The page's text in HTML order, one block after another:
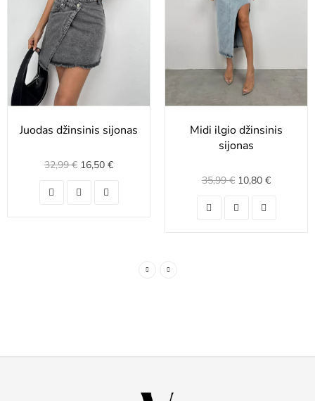
Juodas džinsinis sijonas
32,99 € 16,50 €
Midi ilgio džinsinis
sijonas
35,99 € 10,80 €